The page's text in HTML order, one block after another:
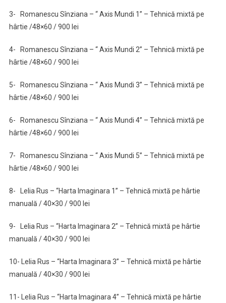
3- Romanescu Sînziana – “ Axis Mundi 1” – Tehnică mixtă pe
hârtie /48×60 / 900 lei
4- Romanescu Sînziana – “ Axis Mundi 2” – Tehnică mixtă pe
hârtie /48×60 / 900 lei
5- Romanescu Sînziana – “ Axis Mundi 3” – Tehnică mixtă pe
hârtie /48×60 / 900 lei
6- Romanescu Sînziana – “ Axis Mundi 4” – Tehnică mixtă pe
hârtie /48×60 / 900 lei
7- Romanescu Sînziana – “ Axis Mundi 5” – Tehnică mixtă pe
hârtie /48×60 / 900 lei
8- Lelia Rus – “Harta Imaginara 1” – Tehnică mixtă pe hârtie
manuală / 40×30 / 900 lei
9- Lelia Rus – “Harta Imaginara 2” – Tehnică mixtă pe hârtie
manuală / 40×30 / 900 lei
10- Lelia Rus – “Harta Imaginara 3” – Tehnică mixtă pe hârtie
manuală / 40×30 / 900 lei
11- Lelia Rus – “Harta Imaginara 4” – Tehnică mixtă pe hârtie